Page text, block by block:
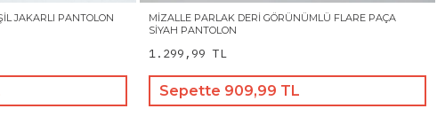
JAKARLI PANTOLON
MIZALLE PARLAK DERI GÖRÜNÜMLÜ FLARE PAÇA
SIYAH PANTOLON
1.299,99 TL
Sepette 909,99 TL